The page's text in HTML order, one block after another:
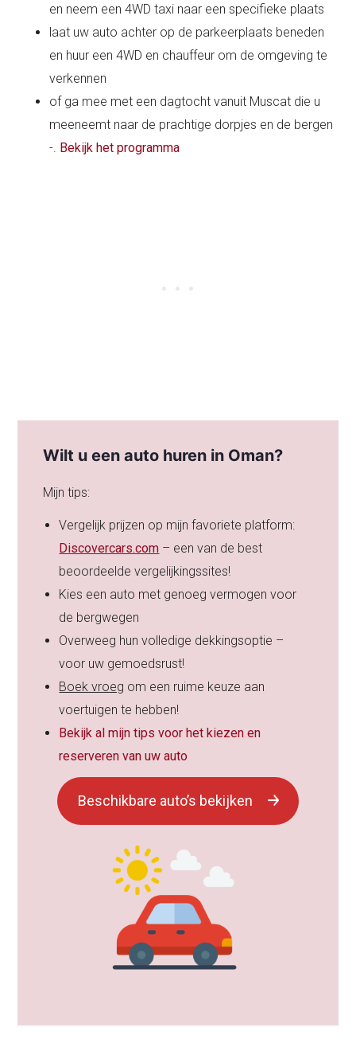
en neem een 4WD taxi naar een specifieke plaats
laat uw auto achter op de parkeerplaats beneden
en huur een 4WD en chauffeur om de omgeving te
verkennen
of ga mee met een dagtocht vanuit Muscat die u
meeneemt naar de prachtige dorpjes en de bergen
-. Bekijk het programma
Wilt u een auto huren in Oman?
Mijn tips:
Vergelijk prijzen op mijn favoriete platform:
Discovercars.com – een van de best
beoordeelde vergelijkingssites!
Kies een auto met genoeg vermogen voor
de bergwegen
Overweeg hun volledige dekkingsoptie –
voor uw gemoedsrust!
Boek vroeg om een ruime keuze aan
voertuigen te hebben!
Bekijk al mijn tips voor het kiezen en
reserveren van uw auto
Beschikbare auto’s bekijken